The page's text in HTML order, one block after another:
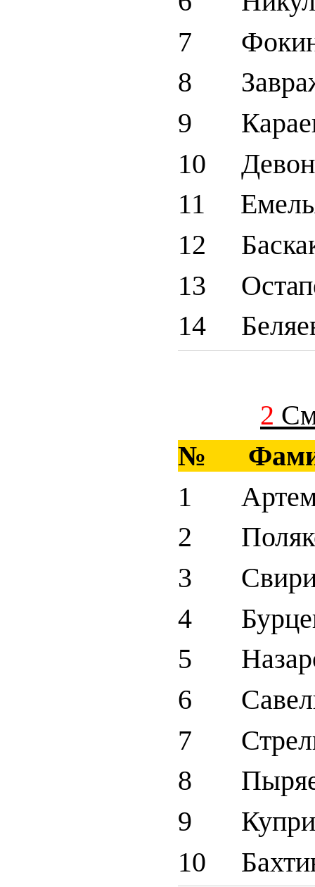
7
8
9
10
11
12
13
14
2
№
1
2
3
4
5
6
7
8
9
10